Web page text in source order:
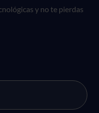
y no te pierdas